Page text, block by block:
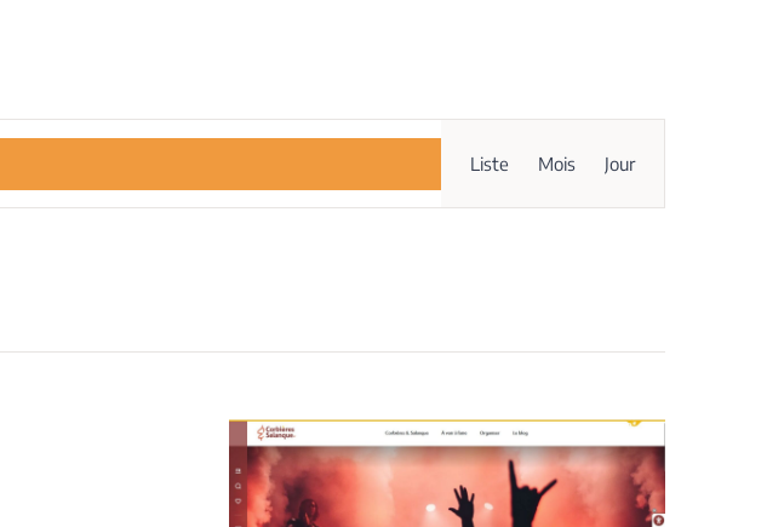
de
vues
Liste Mois Jour